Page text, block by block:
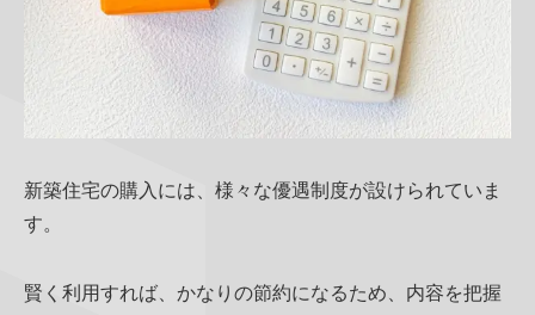
新築住宅の購入には、様々な優遇制度が設けられていま
す。
賢く利用すれば、かなりの節約になるため、内容を把握